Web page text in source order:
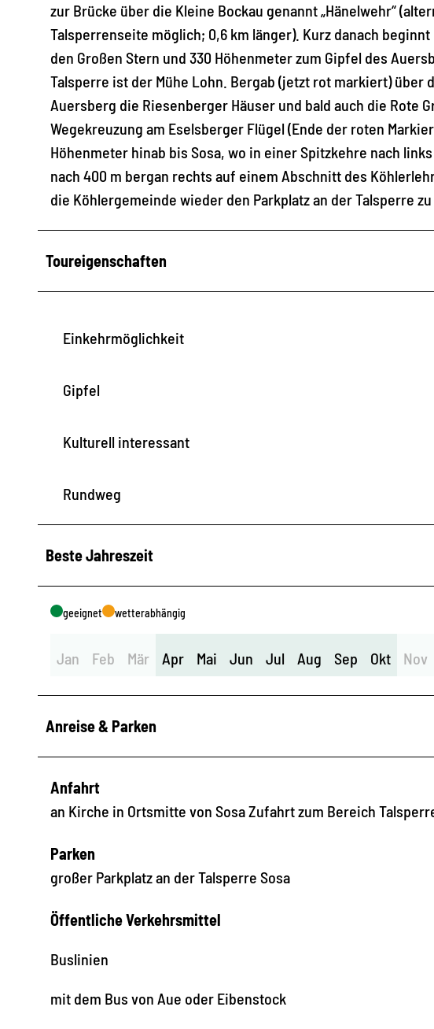
zur Brücke über die Kleine Bockau genannt „Hänelwehr“
Talsperrenseite möglich; 0,6 km länger). Kurz danach
den Großen Stern und 330 Höhenmeter zum Gipfel des
Talsperre ist der Mühe Lohn. Bergab (jetzt rot markiert) über
Auersberg die Riesenberger Häuser und bald auch die Rote
Wegekreuzung am Eselsberger Flügel (Ende der roten
Höhenmeter hinab bis Sosa, wo in einer Spitzkehre nach
nach 400 m bergan rechts auf einem Abschnitt des
die Köhlergemeinde wieder den Parkplatz an der Talsperre
Toureigenschaften
Einkehrmöglichkeit
Gipfel
Kulturell interessant
Rundweg
Beste Jahreszeit
geeignet wetterabhängig
Jan Feb Mär Apr Mai Jun Jul Aug Sep Okt Nov
Anreise & Parken
Anfahrt
an Kirche in Ortsmitte von Sosa Zufahrt zum Bereich
Parken
großer Parkplatz an der Talsperre Sosa
Öffentliche Verkehrsmittel
Buslinien
mit dem Bus von Aue oder Eibenstock